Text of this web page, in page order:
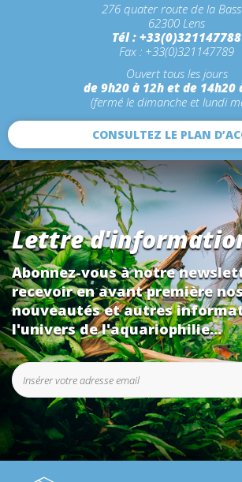
276 quater route de la
62300 Lens
Tél : +33(0)321147788
Fax : +33(0)321147789
Ouvert tous les jours
de 9h20 à 12h et de 14h20
(fermé le dimanche et lundi
CONSULTEZ LE PLAN
Lettre
Abonnez-vous à notre
recevoir en avant première
nouveautés et autres
l'univers de l'aquariophilie...